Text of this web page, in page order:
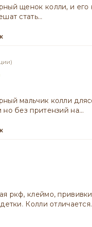
щенок колли, и его
стать…
мальчик колли
без притензий на…
ркф, клеймо,
Колли